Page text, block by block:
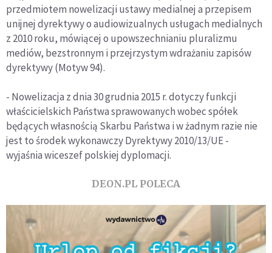
przedmiotem nowelizacji ustawy medialnej a przepisem
unijnej dyrektywy o audiowizualnych usługach medialnych
z 2010 roku, mówiącej o upowszechnianiu pluralizmu
mediów, bezstronnym i przejrzystym wdrażaniu zapisów
dyrektywy (Motyw 94).
- Nowelizacja z dnia 30 grudnia 2015 r. dotyczy funkcji
właścicielskich Państwa sprawowanych wobec spółek
będących własnością Skarbu Państwa i w żadnym razie nie
jest to środek wykonawczy Dyrektywy 2010/13/UE -
wyjaśnia wiceszef polskiej dyplomacji.
DEON.PL POLECA